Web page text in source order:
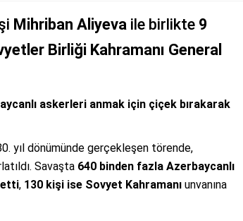
Mihriban Aliyeva ile birlikte 9
Birliği Kahramanı General
askerleri anmak için çiçek bırakarak
yıl dönümünde gerçekleşen törende,
Savaşta 640 binden fazla Azerbaycanlı
, 130 kişi ise Sovyet Kahramanı unvanına